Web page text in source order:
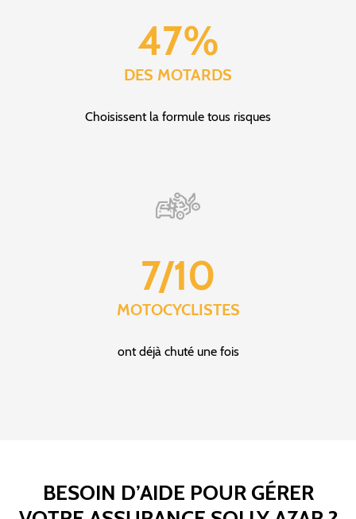
47%
DES MOTARDS
Choisissent la formule tous risques
7/10
MOTOCYCLISTES
ont déjà chuté une fois
BESOIN D’AIDE POUR GÉRER